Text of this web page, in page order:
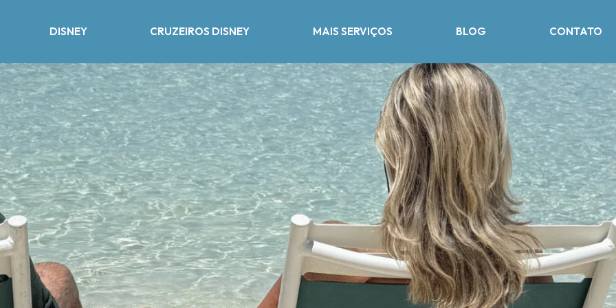
DISNEY CRUZEIROS DISNEY MAIS SERVIÇOS BLOG CONTATO